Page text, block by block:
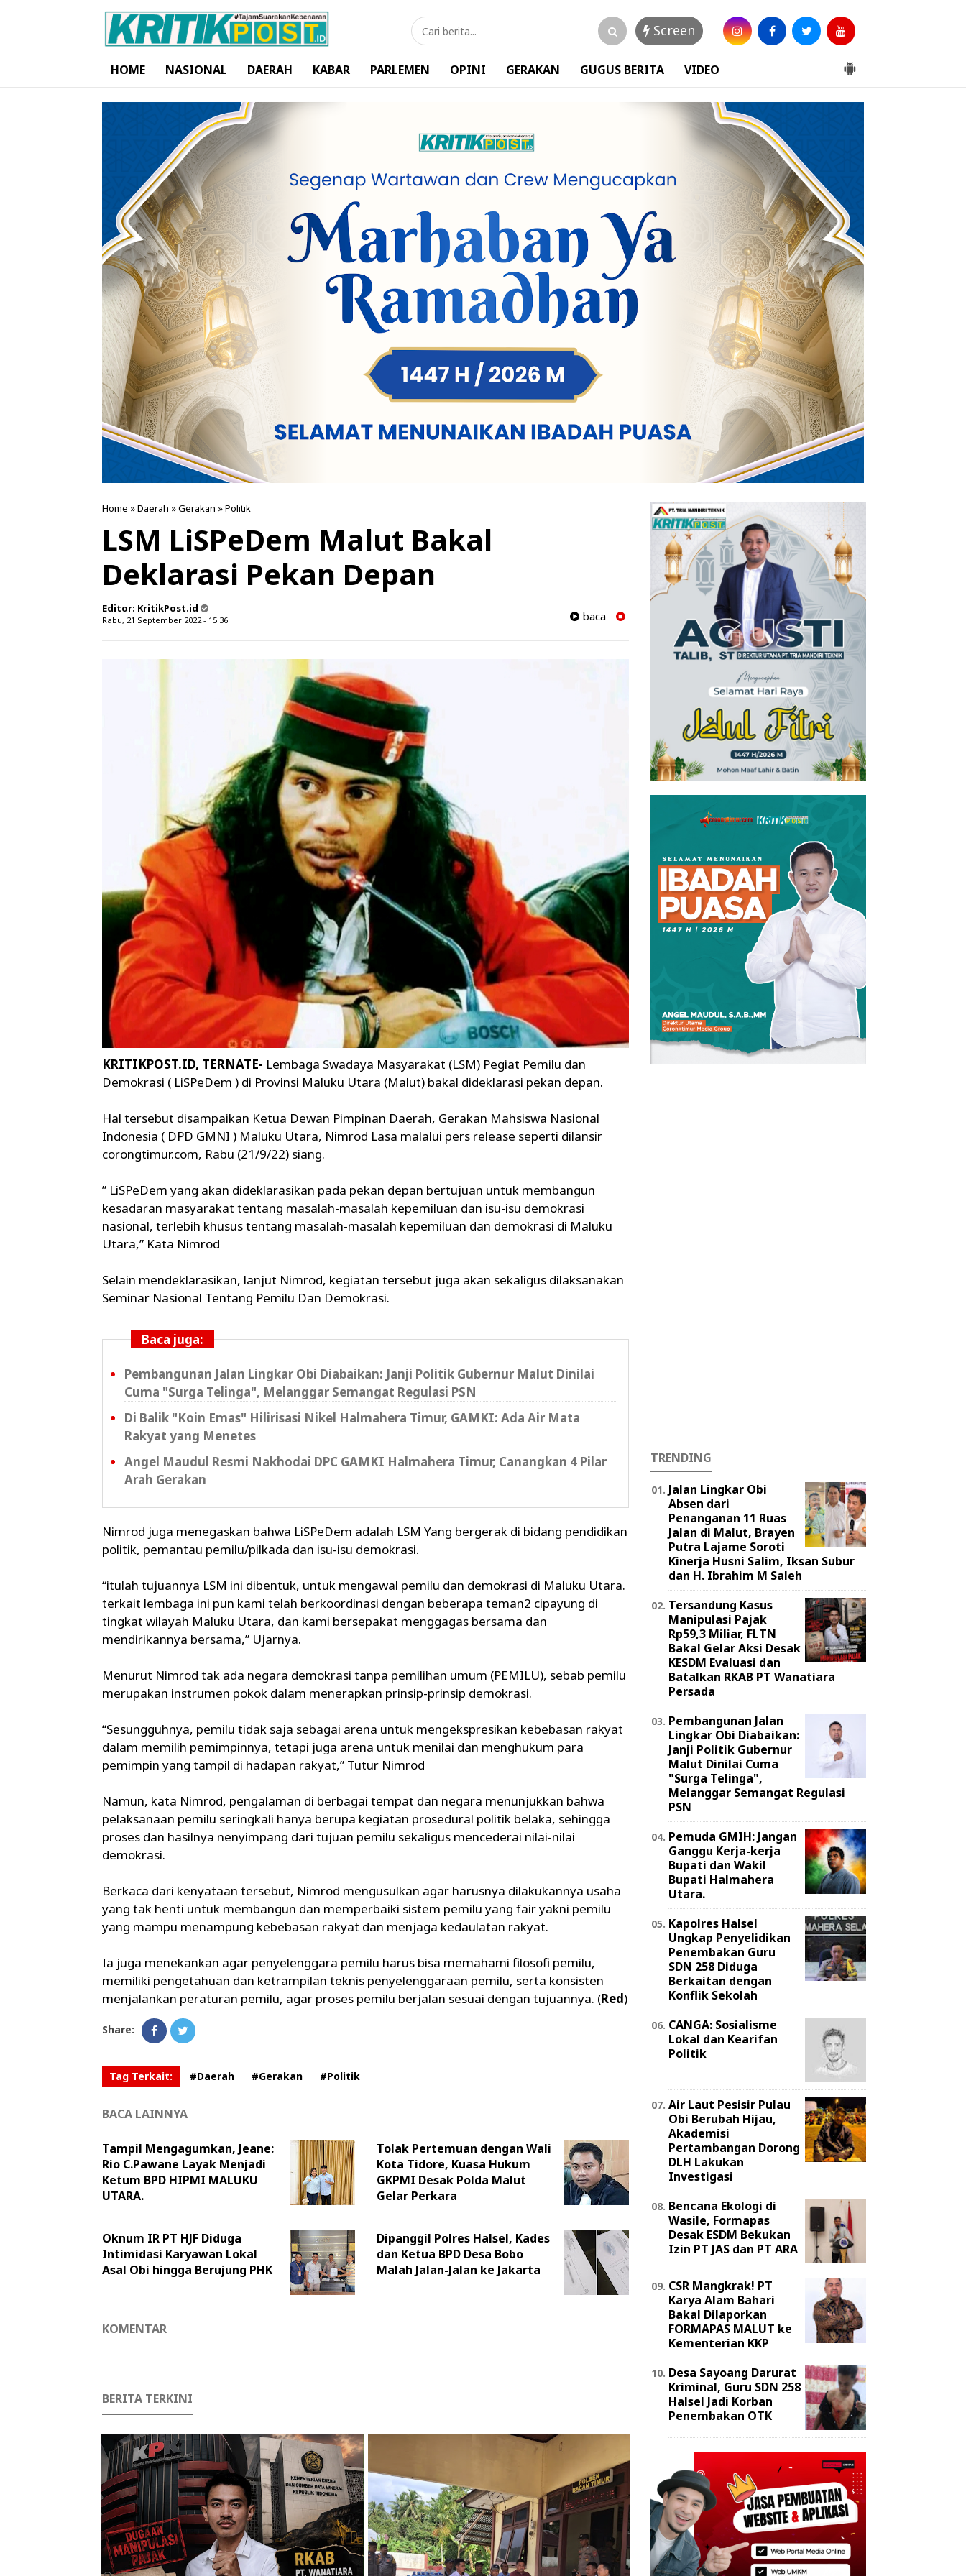
Screen
HOME NASIONAL DAERAH KABAR PARLEMEN OPINI GERAKAN GUGUS BERITA VIDEO
Home »Daerah »Gerakan »Politik
LSM LiSPeDem Malut Bakal
Deklarasi Pekan Depan
Editor: KritikPost.id
Rabu, 21 September 2022 - 15.36 baca
KRITIKPOST.ID, TERNATE- Lembaga Swadaya Masyarakat (LSM) Pegiat Pemilu dan
Demokrasi ( LiSPeDem ) di Provinsi Maluku Utara (Malut) bakal dideklarasi pekan depan.
Hal tersebut disampaikan Ketua Dewan Pimpinan Daerah, Gerakan Mahsiswa Nasional
Indonesia ( DPD GMNI ) Maluku Utara, Nimrod Lasa malalui pers release seperti dilansir
corongtimur.com, Rabu (21/9/22) siang.
” LiSPeDem yang akan dideklarasikan pada pekan depan bertujuan untuk membangun
kesadaran masyarakat tentang masalah-masalah kepemiluan dan isu-isu demokrasi
nasional, terlebih khusus tentang masalah-masalah kepemiluan dan demokrasi di Maluku
Utara,” Kata Nimrod
Selain mendeklarasikan, lanjut Nimrod, kegiatan tersebut juga akan sekaligus dilaksanakan
Seminar Nasional Tentang Pemilu Dan Demokrasi.
Baca juga:
Pembangunan Jalan Lingkar Obi Diabaikan: Janji Politik Gubernur Malut Dinilai
Cuma "Surga Telinga", Melanggar Semangat Regulasi PSN ‎
Di Balik "Koin Emas" Hilirisasi Nikel Halmahera Timur, GAMKI: Ada Air Mata
Rakyat yang Menetes
Angel Maudul Resmi Nakhodai DPC GAMKI Halmahera Timur, Canangkan 4 Pilar
Arah Gerakan
Nimrod juga menegaskan bahwa LiSPeDem adalah LSM Yang bergerak di bidang pendidikan
politik, pemantau pemilu/pilkada dan isu-isu demokrasi.
“itulah tujuannya LSM ini dibentuk, untuk mengawal pemilu dan demokrasi di Maluku Utara.
terkait lembaga ini pun kami telah berkoordinasi dengan beberapa teman2 cipayung di
tingkat wilayah Maluku Utara, dan kami bersepakat menggagas bersama dan
mendirikannya bersama,” Ujarnya.
Menurut Nimrod tak ada negara demokrasi tanpa pemilihan umum (PEMILU), sebab pemilu
merupakan instrumen pokok dalam menerapkan prinsip-prinsip demokrasi.
“Sesungguhnya, pemilu tidak saja sebagai arena untuk mengekspresikan kebebasan rakyat
dalam memilih pemimpinnya, tetapi juga arena untuk menilai dan menghukum para
pemimpin yang tampil di hadapan rakyat,” Tutur Nimrod
Namun, kata Nimrod, pengalaman di berbagai tempat dan negara menunjukkan bahwa
pelaksanaan pemilu seringkali hanya berupa kegiatan prosedural politik belaka, sehingga
proses dan hasilnya nenyimpang dari tujuan pemilu sekaligus mencederai nilai-nilai
demokrasi.
Berkaca dari kenyataan tersebut, Nimrod mengusulkan agar harusnya dilakukannya usaha
yang tak henti untuk membangun dan memperbaiki sistem pemilu yang fair yakni pemilu
yang mampu menampung kebebasan rakyat dan menjaga kedaulatan rakyat.
Ia juga menekankan agar penyelenggara pemilu harus bisa memahami filosofi pemilu,
memiliki pengetahuan dan ketrampilan teknis penyelenggaraan pemilu, serta konsisten
menjalankan peraturan pemilu, agar proses pemilu berjalan sesuai dengan tujuannya. (Red)
Share:
Tag Terkait: #Daerah #Gerakan #Politik
BACA LAINNYA
Tampil Mengagumkan, Jeane:
Rio C.Pawane Layak Menjadi
Ketum BPD HIPMI MALUKU
UTARA.
Tolak Pertemuan dengan Wali
Kota Tidore, Kuasa Hukum
GKPMI Desak Polda Malut
Gelar Perkara
Oknum IR PT HJF Diduga
Intimidasi Karyawan Lokal
Asal Obi hingga Berujung PHK
Dipanggil Polres Halsel, Kades
dan Ketua BPD Desa Bobo
Malah Jalan-Jalan ke Jakarta
KOMENTAR
BERITA TERKINI
TRENDING
Jalan Lingkar Obi
Absen dari
Penanganan 11 Ruas
Jalan di Malut, Brayen
Putra Lajame Soroti
Kinerja Husni Salim, Iksan Subur
dan H. Ibrahim M Saleh
Tersandung Kasus
Manipulasi Pajak
Rp59,3 Miliar, FLTN
Bakal Gelar Aksi Desak
KESDM Evaluasi dan
Batalkan RKAB PT Wanatiara
Persada ‎
Pembangunan Jalan
Lingkar Obi Diabaikan:
Janji Politik Gubernur
Malut Dinilai Cuma
"Surga Telinga",
Melanggar Semangat Regulasi
PSN ‎
Pemuda GMIH: Jangan
Ganggu Kerja-kerja
Bupati dan Wakil
Bupati Halmahera
Utara.
Kapolres Halsel
Ungkap Penyelidikan
Penembakan Guru
SDN 258 Diduga
Berkaitan dengan
Konflik Sekolah
CANGA: Sosialisme
Lokal dan Kearifan
Politik
Air Laut Pesisir Pulau
Obi Berubah Hijau,
Akademisi
Pertambangan Dorong
DLH Lakukan
Investigasi
Bencana Ekologi di
Wasile, Formapas
Desak ESDM Bekukan
Izin PT JAS dan PT ARA
‎CSR Mangkrak! PT
Karya Alam Bahari
Bakal Dilaporkan
FORMAPAS MALUT ke
Kementerian KKP
Desa Sayoang Darurat
Kriminal, Guru SDN 258
Halsel Jadi Korban
Penembakan OTK